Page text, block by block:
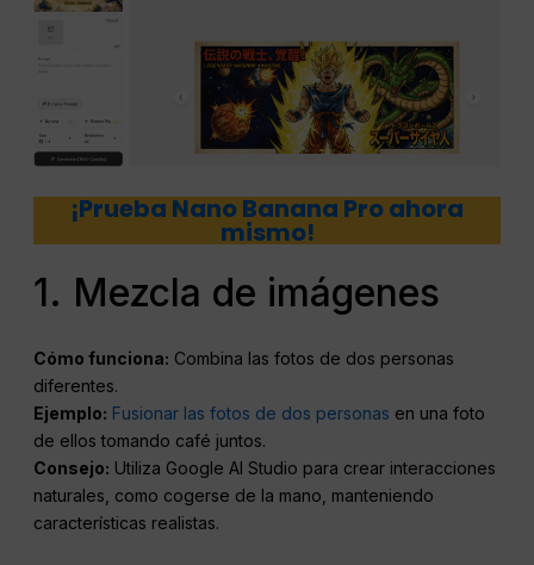
¡Prueba Nano Banana Pro ahora
mismo!
1. Mezcla de imágenes
Cómo funciona: Combina las fotos de dos personas
diferentes.
Ejemplo: Fusionar las fotos de dos personas en una foto
de ellos tomando café juntos.
Consejo: Utiliza Google AI Studio para crear interacciones
naturales, como cogerse de la mano, manteniendo
características realistas.